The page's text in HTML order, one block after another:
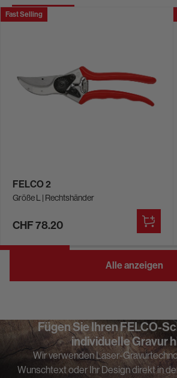
FELCO
FELCO 2
Größe L | Rechtshänder
CHF 78.20
Zum
Fast Selling
Alle anzeigen
Fügen Sie Ihren FELCO-
individuelle Gravur
Wir verwenden Laser-
Wunschtext oder Ihr Design direkt in